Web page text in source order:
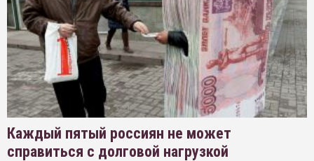
Каждый пятый россиян не может
справиться с долговой нагрузкой